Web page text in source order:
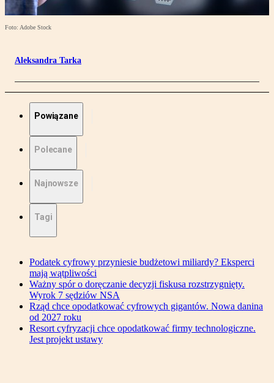
Foto: Adobe Stock
Aleksandra Tarka
Powiązane
Polecane
Najnowsze
Tagi
Podatek cyfrowy przyniesie budżetowi miliardy? Eksperci
mają wątpliwości
Ważny spór o doręczanie decyzji fiskusa rozstrzygnięty.
Wyrok 7 sędziów NSA
Rząd chce opodatkować cyfrowych gigantów. Nowa danina
od 2027 roku
Resort cyfryzacji chce opodatkować firmy technologiczne.
Jest projekt ustawy